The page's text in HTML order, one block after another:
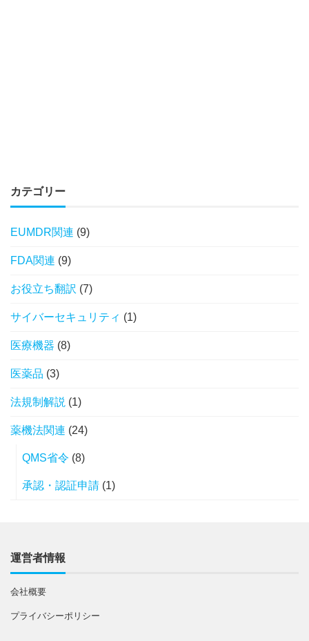
カテゴリー
EUMDR関連 (9)
FDA関連 (9)
お役立ち翻訳 (7)
サイバーセキュリティ (1)
医療機器 (8)
医薬品 (3)
法規制解説 (1)
薬機法関連 (24)
QMS省令 (8)
承認・認証申請 (1)
運営者情報
会社概要
プライバシーポリシー